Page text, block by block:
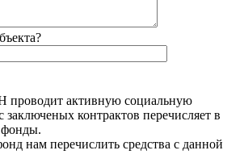
активную социальную
контрактов перечисляет в
фонды.
нам перечислить средства с данной